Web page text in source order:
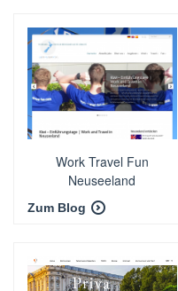
Work Travel Fun
Neuseeland
Zum Blog